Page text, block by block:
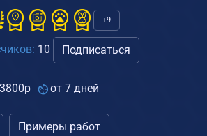
+9
10 Подписаться
от 7 дней
Примеры работ